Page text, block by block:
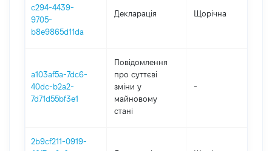
c294-4439-
9705-
b8e9865d11da
Декларація Щорічна
a103af5a-7dc6-
40dc-b2a2-
7d71d55bf3e1
Повідомлення
про суттєві
зміни y
майновому
стані
-
2b9cf211-0919-